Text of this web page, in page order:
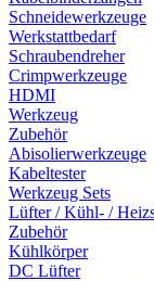
Schneidewerkzeuge
Werkstattbedarf
Schraubendreher
Crimpwerkzeuge
HDMI
Werkzeug
Zubehör
Abisolierwerkzeuge
Kabeltester
Werkzeug Sets
Lüfter / Kühl- /
Zubehör
Kühlkörper
DC Lüfter